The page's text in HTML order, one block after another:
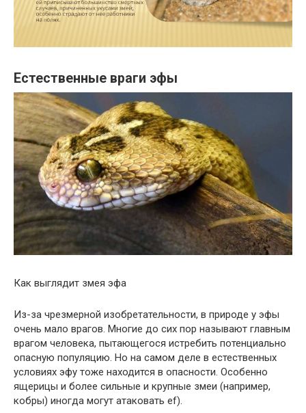
Естественные враги эфы
Как выглядит змея эфа
Из-за чрезмерной изобретательности, в природе у эфы
очень мало врагов. Многие до сих пор называют главным
врагом человека, пытающегося истребить потенциально
опасную популяцию. Но на самом деле в естественных
условиях эфу тоже находится в опасности. Особенно
ящерицы и более сильные и крупные змеи (например,
кобры) иногда могут атаковать ef).